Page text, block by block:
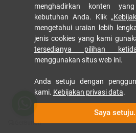
menghadirkan konten
kebutuhan Anda. Klik
mengetahui uraian lebih
jenis cookies yang kami
tersedianya pilihan
menggunakan situs web ini.
Anda setuju dengan
kami. Kebijakan privasi data.
Saya setuju.